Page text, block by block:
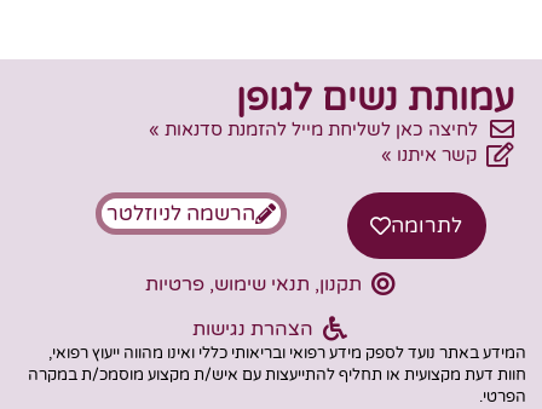
עמותת נשים לגופן
לחיצה כאן לשליחת מייל להזמנת סדנאות »
קשר איתנו »
לתרומה הרשמה לניוזלטר
תקנון, תנאי שימוש, פרטיות
הצהרת נגישות
המידע באתר נועד לספק מידע רפואי ובריאותי כללי ואינו מהווה ייעוץ רפואי,
חוות דעת מקצועית או תחליף להתייעצות עם איש/ת מקצוע מוסמכ/ת במקרה
הפרטי.